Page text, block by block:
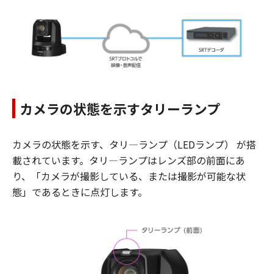
カメラの状態を示すタリーランプ
カメラの状態を示す、タリ―ランプ（LEDランプ） が搭
載されています。タリ―ランプはレンズ部の前面にあ
り、「カメラが撮影している、または撮影が可能な状
態」であるときに点灯します。